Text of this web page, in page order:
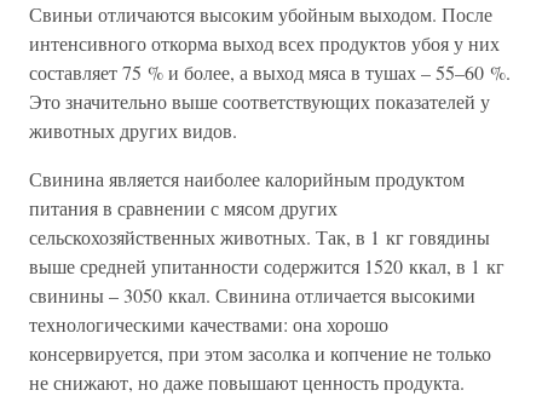
Свиньи отличаются высоким убойным выходом. После
интенсивного откорма выход всех продуктов убоя у них
составляет 75 % и более, а выход мяса в тушах – 55–60 %.
Это значительно выше соответствующих показателей у
животных других видов.
Свинина является наиболее калорийным продуктом
питания в сравнении с мясом других
сельскохозяйственных животных. Так, в 1 кг говядины
выше средней упитанности содержится 1520 ккал, в 1 кг
свинины – 3050 ккал. Свинина отличается высокими
технологическими качествами: она хорошо
консервируется, при этом засолка и копчение не только
не снижают, но даже повышают ценность продукта.